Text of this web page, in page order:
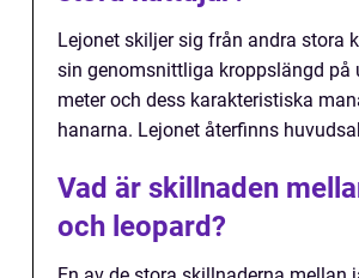
Lejonet skiljer sig från andra stora
sin genomsnittliga kroppslängd på
meter och dess karakteristiska
hanarna. Lejonet återfinns
Vad är skillnaden
och leopard?